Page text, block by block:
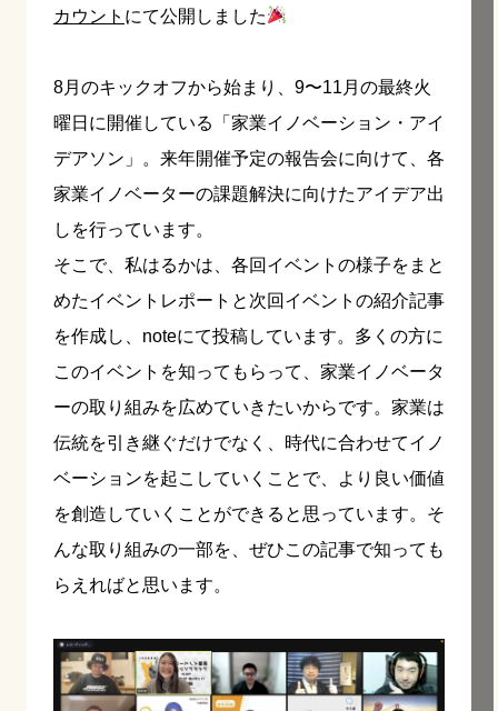
カウント にて公開しました
8月のキックオフから始まり、9〜11月の最終火
曜日に開催している「家業イノベーション・アイ
デアソン」。来年開催予定の報告会に向けて、各
家業イノベーターの課題解決に向けたアイデア出
しを行っています。
そこで、私はるかは、各回イベントの様子をまと
めたイベントレポートと次回イベントの紹介記事
を作成し、noteにて投稿しています。多くの方に
このイベントを知ってもらって、家業イノベータ
ーの取り組みを広めていきたいからです。家業は
伝統を引き継ぐだけでなく、時代に合わせてイノ
ベーションを起こしていくことで、より良い価値
を創造していくことができると思っています。そ
んな取り組みの一部を、ぜひこの記事で知っても
らえればと思います。